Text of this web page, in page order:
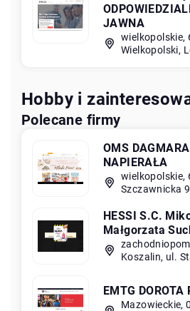
JAWNA
wielkopolskie,
Wielkopolski,
Hobby i
Polecane firmy
OMS
NAPIERAŁA
wielkopolskie,
Szczawnicka
HESSI S.C.
Małgorzata
Koszalin, ul.
EMTG DOROTA
Mazowieckie,